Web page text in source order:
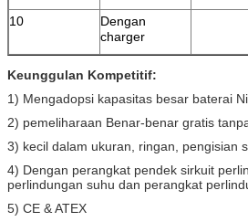
10
Dengan
charger
Keunggulan Kompetitif:
1) Mengadopsi kapasitas besar baterai
2) pemeliharaan Benar-benar gratis
3) kecil dalam ukuran, ringan, pengisian
4) Dengan perangkat pendek sirkuit
perlindungan suhu dan perangkat
5) CE & ATEX